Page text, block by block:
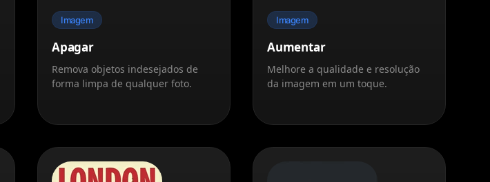
Imagem
Apagar
Remova objetos indesejados de
forma limpa de qualquer foto.
Imagem
Aumentar
Melhore a qualidade e resolução
da imagem em um toque.